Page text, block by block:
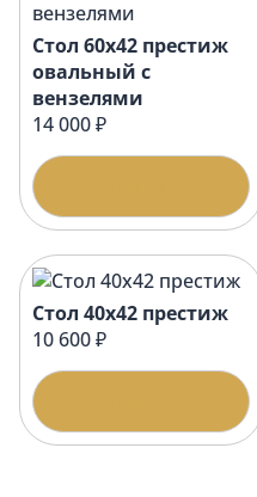
Стол 60х42 престиж
овальный с
вензелями
14 000 ₽
Стол 40х42 престиж
10 600 ₽